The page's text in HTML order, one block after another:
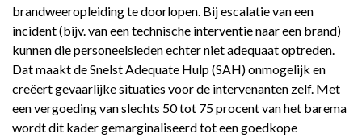
brandweeropleiding te doorlopen. Bij escalatie van een
incident (bijv. van een technische interventie naar een brand)
kunnen die personeelsleden echter niet adequaat optreden.
Dat maakt de Snelst Adequate Hulp (SAH) onmogelijk en
creëert gevaarlijke situaties voor de intervenanten zelf. Met
een vergoeding van slechts 50 tot 75 procent van het barema
wordt dit kader gemarginaliseerd tot een goedkope